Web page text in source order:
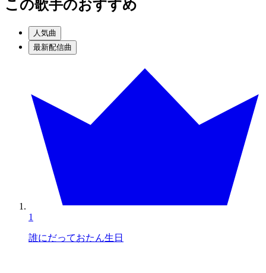
この歌手のおすすめ
人気曲
最新配信曲
1
誰にだっておたん生日